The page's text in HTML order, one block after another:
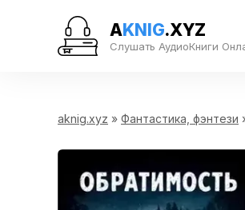
AKNIG.XYZ
Слушать АудиоКниги
aknig.xyz » Фантастика, фэнтези